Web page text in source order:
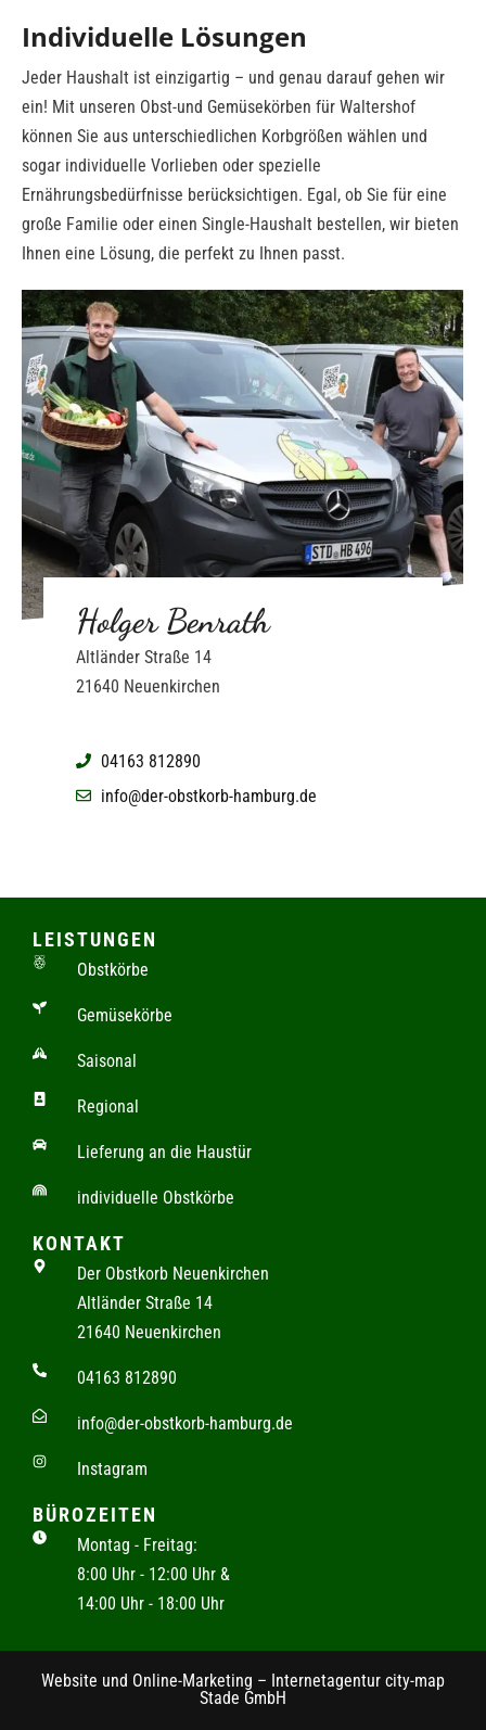
Individuelle Lösungen
Jeder Haushalt ist einzigartig – und genau darauf gehen wir
ein! Mit unseren Obst-und Gemüsekörben für Waltershof
können Sie aus unterschiedlichen Korbgrößen wählen und
sogar individuelle Vorlieben oder spezielle
Ernährungsbedürfnisse berücksichtigen. Egal, ob Sie für eine
große Familie oder einen Single-Haushalt bestellen, wir bieten
Ihnen eine Lösung, die perfekt zu Ihnen passt.
Holger Benrath
Altländer Straße 14
21640 Neuenkirchen
04163 812890
info@der-obstkorb-hamburg.de
LEISTUNGEN
Obstkörbe
Gemüsekörbe
Saisonal
Regional
Lieferung an die Haustür
individuelle Obstkörbe
KONTAKT
Der Obstkorb Neuenkirchen
Altländer Straße 14
21640 Neuenkirchen
04163 812890
info@der-obstkorb-hamburg.de
Instagram
BÜROZEITEN
Montag - Freitag:
8:00 Uhr - 12:00 Uhr &
14:00 Uhr - 18:00 Uhr
Website und Online-Marketing – Internetagentur city-map
Stade GmbH